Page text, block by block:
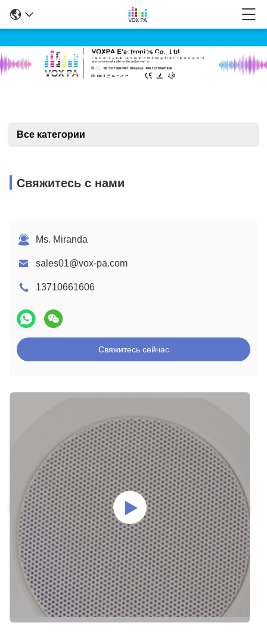
Подробная Информация О
Продукции
Все категории
Свяжитесь с нами
Ms. Miranda
sales01@vox-pa.com
13710661606
Свяжитесь сейчас